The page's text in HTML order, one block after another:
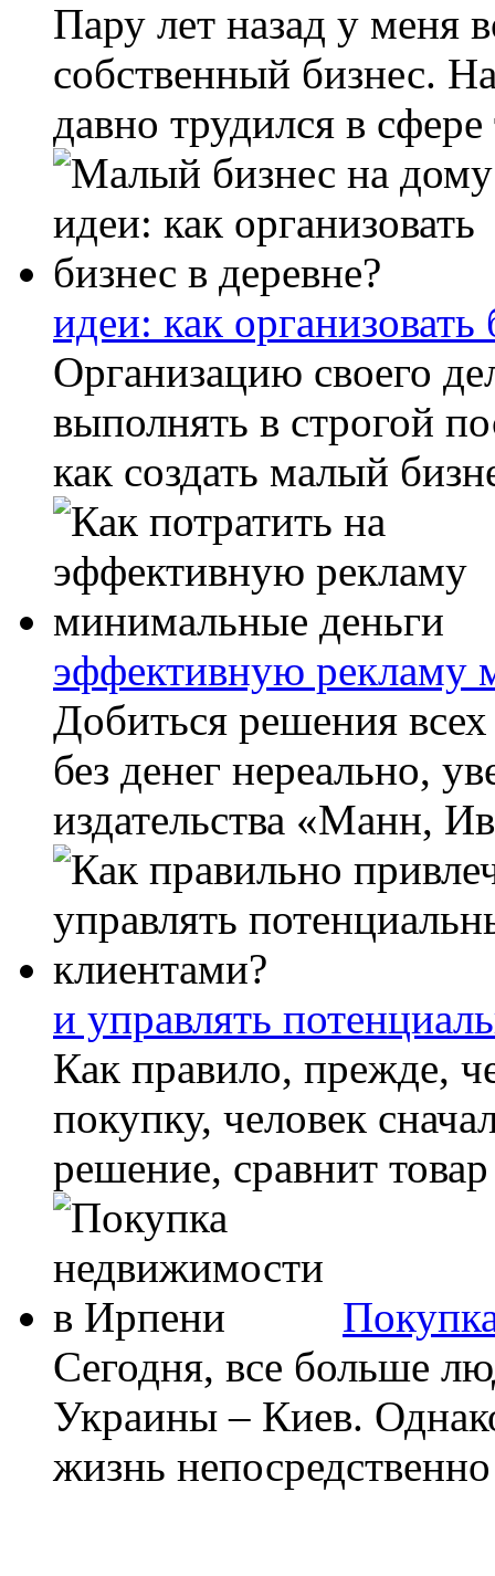
Пару лет назад у меня
собственный бизнес.
давно трудился в
идеи: как организовать
Организацию своего
выполнять в строгой
как создать малый
эффективную рекламу
Добиться решения
без денег нереально,
издательства «Манн,
и управлять
Как правило, прежде,
покупку, человек
решение, сравнит
Сегодня, все больше
Украины – Киев.
жизнь